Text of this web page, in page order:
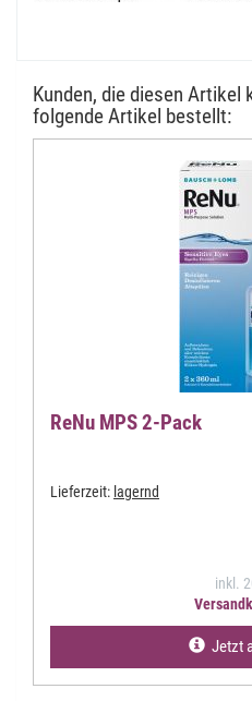
Kunden, die diesen Artikel
folgende Artikel bestellt:
ReNu MPS 2-Pack
Lieferzeit: lagernd
inkl.
Jetzt